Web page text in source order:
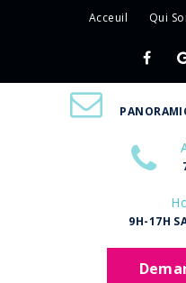
Acceuil Qui
9H-17H